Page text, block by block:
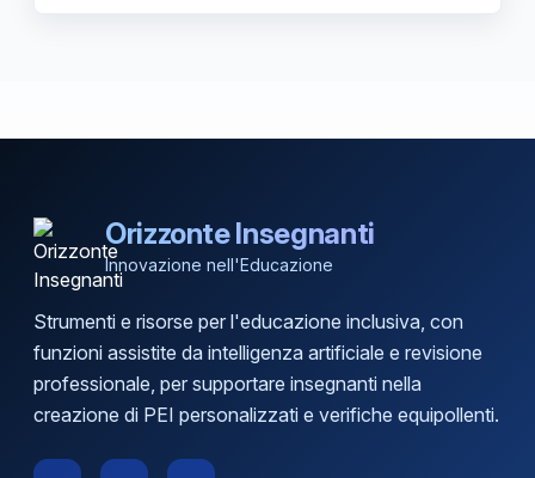
Orizzonte Insegnanti
Innovazione nell'Educazione
Strumenti e risorse per l'educazione inclusiva, con
funzioni assistite da intelligenza artificiale e revisione
professionale, per supportare insegnanti nella
creazione di PEI personalizzati e verifiche equipollenti.